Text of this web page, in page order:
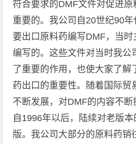
符合要求的DMF文件对促进
重要的。我公司自20世纪90
要出口原料药编写DMF，当
编写的。这些文件对当时我公
了重要的作用，也使大家了
药出口的重要性。随着国际贸
不断发展，对DMF的内容不断
自1996年以后，陆续对老版
版。我公司大部分的原料药销